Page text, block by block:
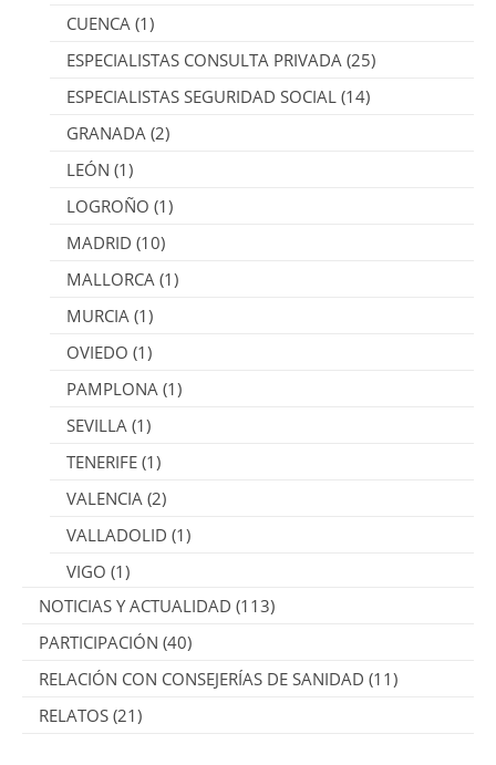
CUENCA (1)
ESPECIALISTAS CONSULTA PRIVADA (25)
ESPECIALISTAS SEGURIDAD SOCIAL (14)
GRANADA (2)
LEÓN (1)
LOGROÑO (1)
MADRID (10)
MALLORCA (1)
MURCIA (1)
OVIEDO (1)
PAMPLONA (1)
SEVILLA (1)
TENERIFE (1)
VALENCIA (2)
VALLADOLID (1)
VIGO (1)
NOTICIAS Y ACTUALIDAD (113)
PARTICIPACIÓN (40)
RELACIÓN CON CONSEJERÍAS DE SANIDAD (11)
RELATOS (21)